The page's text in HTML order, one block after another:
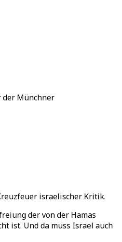
der Münchner
israelischer Kritik.
der von der Hamas
ist. Und da muss Israel auch